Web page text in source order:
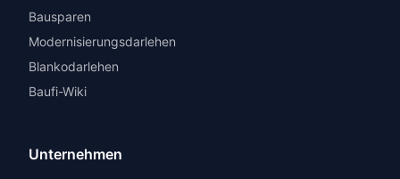
Bausparen
Modernisierungsdarlehen
Blankodarlehen
Baufi-Wiki
Unternehmen